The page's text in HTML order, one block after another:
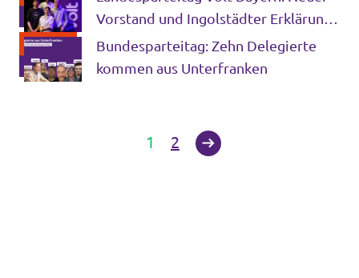
Vorstand und Ingolstädter Erklärung
zur Wiedereinführung von
Grenzkontrollen.
Bundesparteitag: Zehn Delegierte
kommen aus Unterfranken
1 2